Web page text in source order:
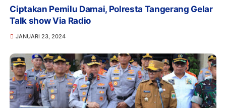
Ciptakan Pemilu Damai, Polresta Tangerang Gelar
Talk show Via Radio
JANUARI 23, 2024